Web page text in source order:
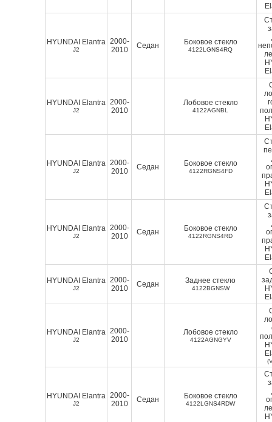
HYUNDAI Elantra
J2
2000-
2010
Седан Боковое стекло
4122LGNS4RQ
HYUNDAI Elantra
J2
2000-
2010
Лобовое стекло
4122AGNBL
HYUNDAI Elantra
J2
2000-
2010
Седан Боковое стекло
4122RGNS4FD
HYUNDAI Elantra
J2
2000-
2010
Седан Боковое стекло
4122RGNS4RD
HYUNDAI Elantra
J2
2000-
2010
Седан Заднее стекло
4122BGNSW
HYUNDAI Elantra
J2
2000-
2010
Лобовое стекло
4122AGNGYV
HYUNDAI Elantra
J2
2000-
2010
Седан Боковое стекло
4122LGNS4RDW